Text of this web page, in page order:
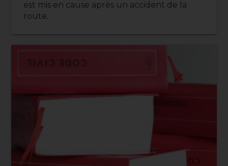
est mis en cause après un accident de la
route.